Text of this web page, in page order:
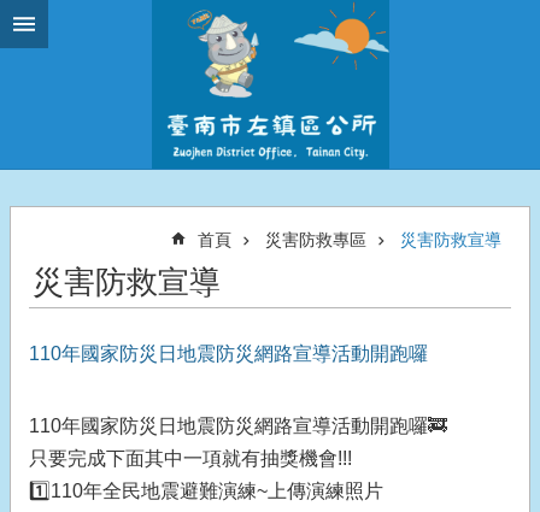
跳到主要內容區塊
首頁 災害防救專區 災害防救宣導
災害防救宣導
110年國家防災日地震防災網路宣導活動開跑囉
110年國家防災日地震防災網路宣導活動開跑囉🚒
只要完成下面其中一項就有抽獎機會!!!
1️⃣110年全民地震避難演練~上傳演練照片